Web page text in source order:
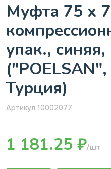
Муфта 75 х
упак.,
Турция)
Артикул 10002077
1 181.25 ₽/шт